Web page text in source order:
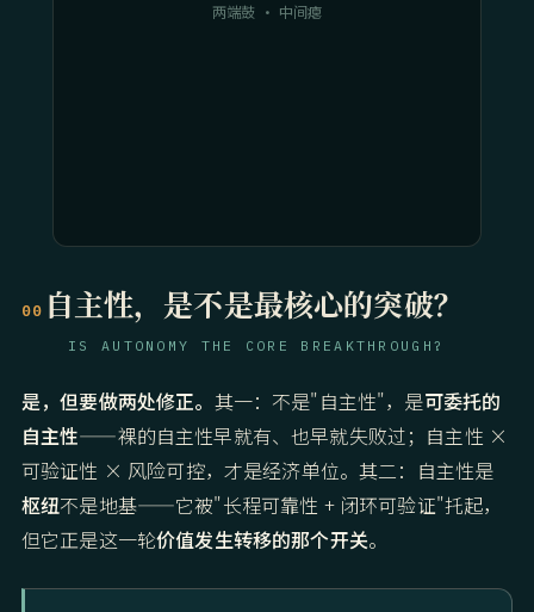
两端鼓 · 中间瘪
00 自主性，是不是最核心的突破？
IS AUTONOMY THE CORE BREAKTHROUGH?
是，但要做两处修正。 其一：不是"自主性"，是可委托的
自主性——裸的自主性早就有、也早就失败过；自主性 ×
可验证性 × 风险可控，才是经济单位。其二：自主性是
枢纽不是地基——它被"长程可靠性 + 闭环可验证"托起，
但它正是这一轮价值发生转移的那个开关。